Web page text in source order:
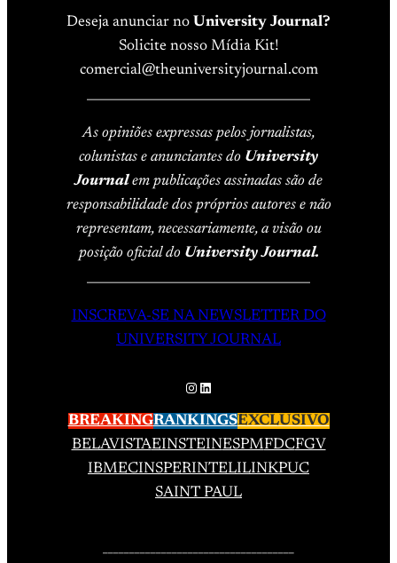
Deseja anunciar no University Journal?
Solicite nosso Mídia Kit!
comercial@theuniversityjournal.com
As opiniões expressas pelos jornalistas,
colunistas e anunciantes do University
Journalem publicações assinadas são de
responsabilidade dos próprios autores e não
representam, necessariamente, a visão ou
posição oficial do University Journal.
INSCREVA-SE NA NEWSLETTER DO
UNIVERSITY JOURNAL
Instagram
LinkedIn
BREAKINGRANKINGSEXCLUSIVO
BELAVISTAEINSTEINESPMFDCFGV
IBMECINSPERINTELILINKPUC
SAINT PAUL